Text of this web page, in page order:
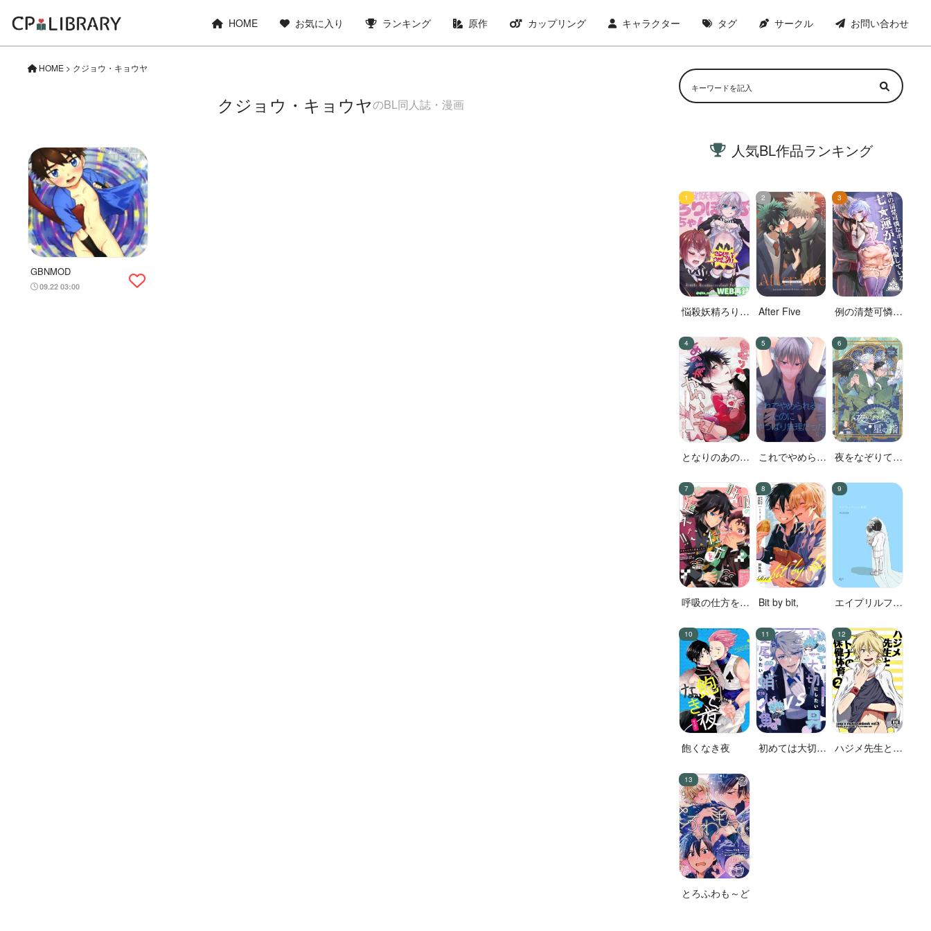
HOME お気に入り ランキング 原作 カップリング キャラクター タグ サークル お問い合わせ
HOME > クジョウ・キョウヤ
クジョウ・キョウヤのBL同人誌・漫画
GBNMOD
09.22 03:00
人気BL作品ランキング
悩殺妖精ろりぽ
After Five
例の清楚可憐な
蓮が、不倫して
いる。
となりのあのこ
これでやめられ
やっぱり無理だ
った
夜をなぞりて星
呼吸の仕方を間
Bit by bit,
エイプリルフー
飽くなき夜
初めては大切に
ハジメ先生とオ
とろふわも～ど